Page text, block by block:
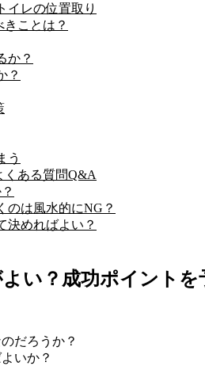
イレの位置取り
ことは？
か？
？
う
くある質問Q&A
のは風水的にNG？
決めればよい？
い？成功ポイントを
だろうか？
いか？